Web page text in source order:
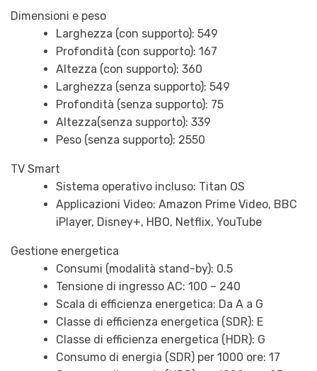
Dimensioni e peso
Larghezza (con supporto): 549
Profondità (con supporto): 167
Altezza (con supporto): 360
Larghezza (senza supporto): 549
Profondità (senza supporto): 75
Altezza(senza supporto): 339
Peso (senza supporto): 2550
TV Smart
Sistema operativo incluso: Titan OS
Applicazioni Video: Amazon Prime Video, BBC
iPlayer, Disney+, HBO, Netflix, YouTube
Gestione energetica
Consumi (modalità stand-by): 0.5
Tensione di ingresso AC: 100 – 240
Scala di efficienza energetica: Da A a G
Classe di efficienza energetica (SDR): E
Classe di efficienza energetica (HDR): G
Consumo di energia (SDR) per 1000 ore: 17